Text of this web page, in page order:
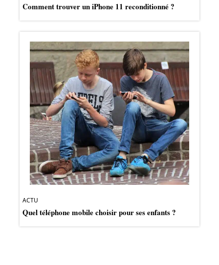
Comment trouver un iPhone 11 reconditionné ?
ACTU
Quel téléphone mobile choisir pour ses enfants ?